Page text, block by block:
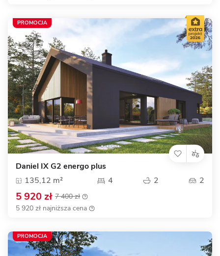
Daniel IX G2 energo plus
135,12 m²
4 2 2
5 920 zł 7 400 zł
5 920 zł najniższa cena
PROMOCJA
PROMOCJA